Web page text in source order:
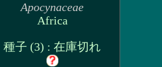
Apocynaceae
Africa
種子 (3) : 在庫切れ